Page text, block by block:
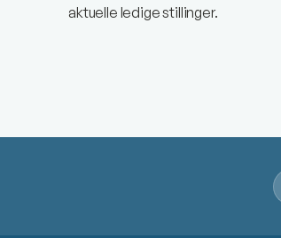
aktuelle ledige stillinger.